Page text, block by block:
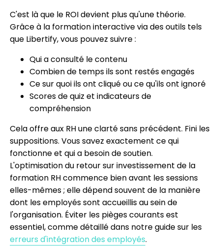
C'est là que le ROI devient plus qu'une théorie.
Grâce à la formation interactive via des outils tels
que Libertify, vous pouvez suivre :
Qui a consulté le contenu
Combien de temps ils sont restés engagés
Ce sur quoi ils ont cliqué ou ce qu'ils ont ignoré
Scores de quiz et indicateurs de
compréhension
Cela offre aux RH une clarté sans précédent. Fini les
suppositions. Vous savez exactement ce qui
fonctionne et qui a besoin de soutien.
L'optimisation du retour sur investissement de la
formation RH commence bien avant les sessions
elles-mêmes ; elle dépend souvent de la manière
dont les employés sont accueillis au sein de
l'organisation. Éviter les pièges courants est
essentiel, comme détaillé dans notre guide sur les
erreurs d'intégration des employés.